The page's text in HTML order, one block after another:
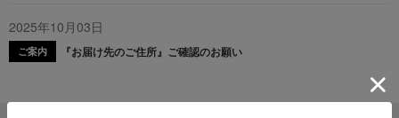
2025年10月03日
ご案内 『お届け先のご住所』ご確認のお願い